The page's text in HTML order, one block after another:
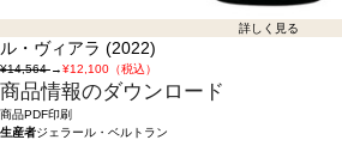
詳しく見る
ル・ヴィアラ (2022)
¥14,564→¥12,100（税込）
商品情報のダウンロード
商品PDF印刷
生産者ジェラール・ベルトラン